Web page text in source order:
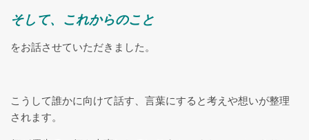
対面（札幌）リクエスト開催・リ
そして、これからのこと
をお話させていただきました。
こうして誰かに向けて話す、言葉にすると考えや想いが整理
されます。